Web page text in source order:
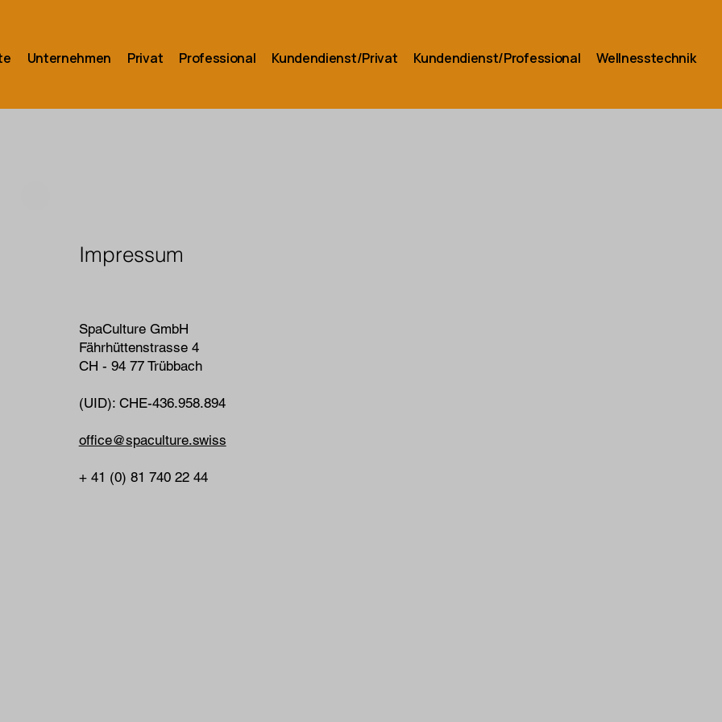
Unternehmen Privat Professional Kundendienst/Privat Kundendienst/Professional Wellnesstechnik
Impressum
SpaCulture GmbH
Fährhüttenstrasse 4
CH - 94 77 Trübbach
(UID): CHE-436.958.894
office@spaculture.swiss
+ 41 (0) 81 740 22 44